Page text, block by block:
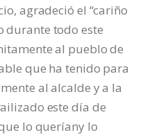
agradeció el “cariño
durante todo este
al pueblo de
que ha tenido para
al alcalde y a la
este día de
lo queríany lo